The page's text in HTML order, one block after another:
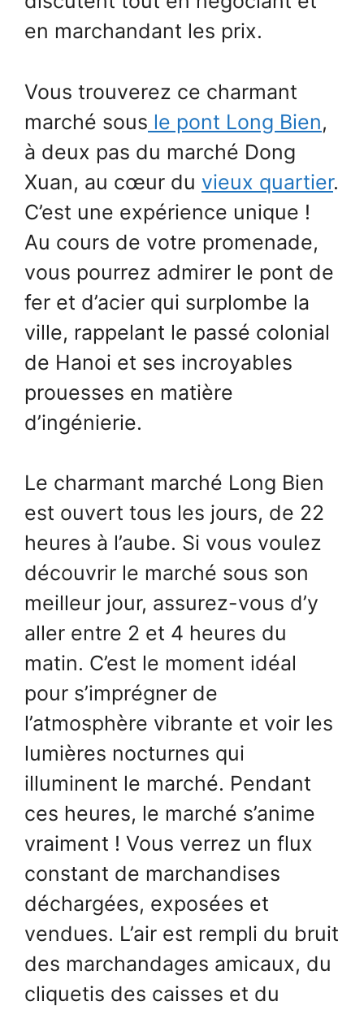
en marchandant les prix.
Vous trouverez ce charmant
marché sous le pont Long Bien,
à deux pas du marché Dong
Xuan, au cœur du vieux quartier.
C’est une expérience unique !
Au cours de votre promenade,
vous pourrez admirer le pont de
fer et d’acier qui surplombe la
ville, rappelant le passé colonial
de Hanoi et ses incroyables
prouesses en matière
d’ingénierie.
Le charmant marché Long Bien
est ouvert tous les jours, de 22
heures à l’aube. Si vous voulez
découvrir le marché sous son
meilleur jour, assurez-vous d’y
aller entre 2 et 4 heures du
matin. C’est le moment idéal
pour s’imprégner de
l’atmosphère vibrante et voir les
lumières nocturnes qui
illuminent le marché. Pendant
ces heures, le marché s’anime
vraiment ! Vous verrez un flux
constant de marchandises
déchargées, exposées et
vendues. L’air est rempli du bruit
des marchandages amicaux, du
cliquetis des caisses et du